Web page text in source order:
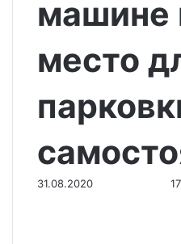
машине
место
31.08.2020